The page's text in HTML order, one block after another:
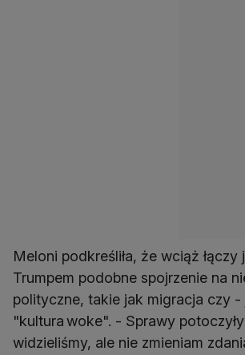
Meloni podkreśliła, że wciąż łączy
Trumpem podobne spojrzenie na
polityczne, takie jak migracja czy -
"kultura woke". - Sprawy
widzieliśmy, ale nie zmieniam